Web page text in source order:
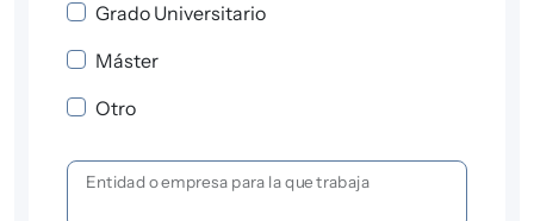
Grado Universitario
Máster
Otro
Entidad o empresa para la que trabaja